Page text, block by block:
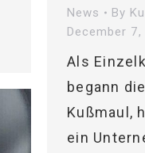
News By
December 7,
Als
begann
Kußmaul,
ein